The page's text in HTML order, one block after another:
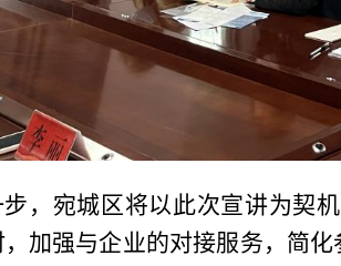
，宛城区将以此次宣讲为契
加强与企业的对接服务，简